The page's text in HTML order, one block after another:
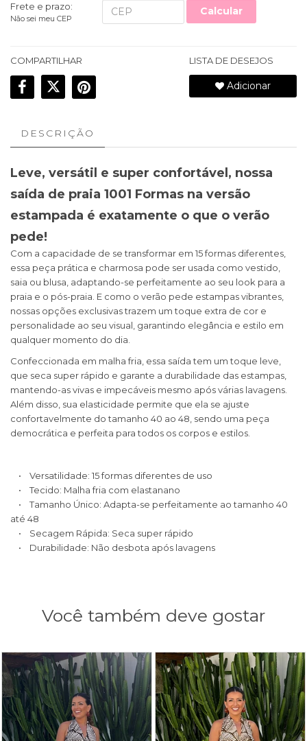
Frete e prazo:
Não sei meu CEP
Calcular
COMPARTILHAR LISTA DE DESEJOS
Adicionar
DESCRIÇÃO
Leve, versátil e super confortável, nossa
saída de praia 1001 Formas na versão
estampada é exatamente o que o verão
pede!
Com a capacidade de se transformar em 15 formas diferentes,
essa peça prática e charmosa pode ser usada como vestido,
saia ou blusa, adaptando-se perfeitamente ao seu look para a
praia e o pós-praia. E como o verão pede estampas vibrantes,
nossas opções exclusivas trazem um toque extra de cor e
personalidade ao seu visual, garantindo elegância e estilo em
qualquer momento do dia.
Confeccionada em malha fria, essa saída tem um toque leve,
que seca super rápido e garante a durabilidade das estampas,
mantendo-as vivas e impecáveis mesmo após várias lavagens.
Além disso, sua elasticidade permite que ela se ajuste
confortavelmente do tamanho 40 ao 48, sendo uma peça
democrática e perfeita para todos os corpos e estilos.
• Versatilidade: 15 formas diferentes de uso
• Tecido: Malha fria com elastanano
• Tamanho Único: Adapta-se perfeitamente ao tamanho 40
até 48
• Secagem Rápida: Seca super rápido
• Durabilidade: Não desbota após lavagens
Você também deve gostar